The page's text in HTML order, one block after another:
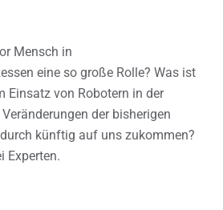
Mensch in
eine so große Rolle? Was ist
Einsatz von Robotern in der
der bisherigen
künftig auf uns zukommen?
Experten.